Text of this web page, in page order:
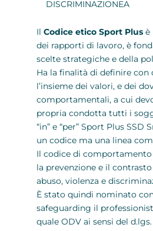
DISCRIMINAZIONEA
IlCodice etico Sport Plus è
dei rapporti di lavoro, è
scelte strategiche e della
Ha la finalità di definire con
l’insieme dei valori, e dei
comportamentali, a cui
propria condotta tutti i
“in” e “per” Sport Plus SSD
un codice ma una linea
Il codice di comportamento
la prevenzione e il
abuso, violenza e
È stato quindi nominato
safeguarding il
quale ODV ai sensi del d.lgs.